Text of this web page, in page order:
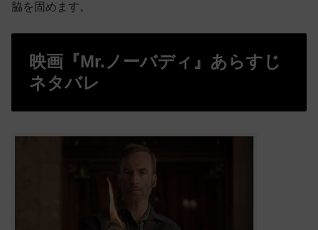
脇を固めます。
映画『Mr.ノーバディ』あらすじ
ネタバレ